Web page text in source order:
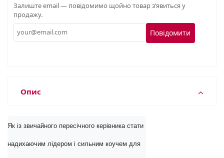
Залиште email — повідомимо щойно товар з’явиться у
продажу.
Повідомити
Опис
Як із звичайного пересічного керівника стати
надихаючим лідером і сильним коучем для